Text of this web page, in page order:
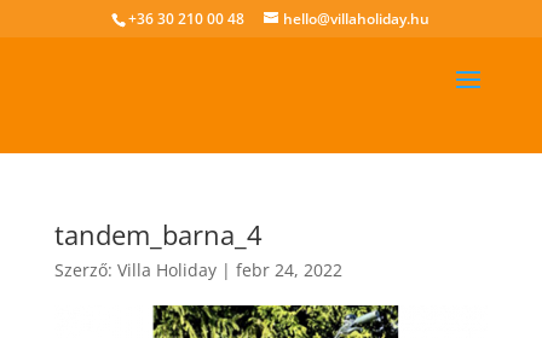
+36 30 210 00 48 hello@villaholiday.hu
tandem_barna_4
Szerző: Villa Holiday| febr 24, 2022